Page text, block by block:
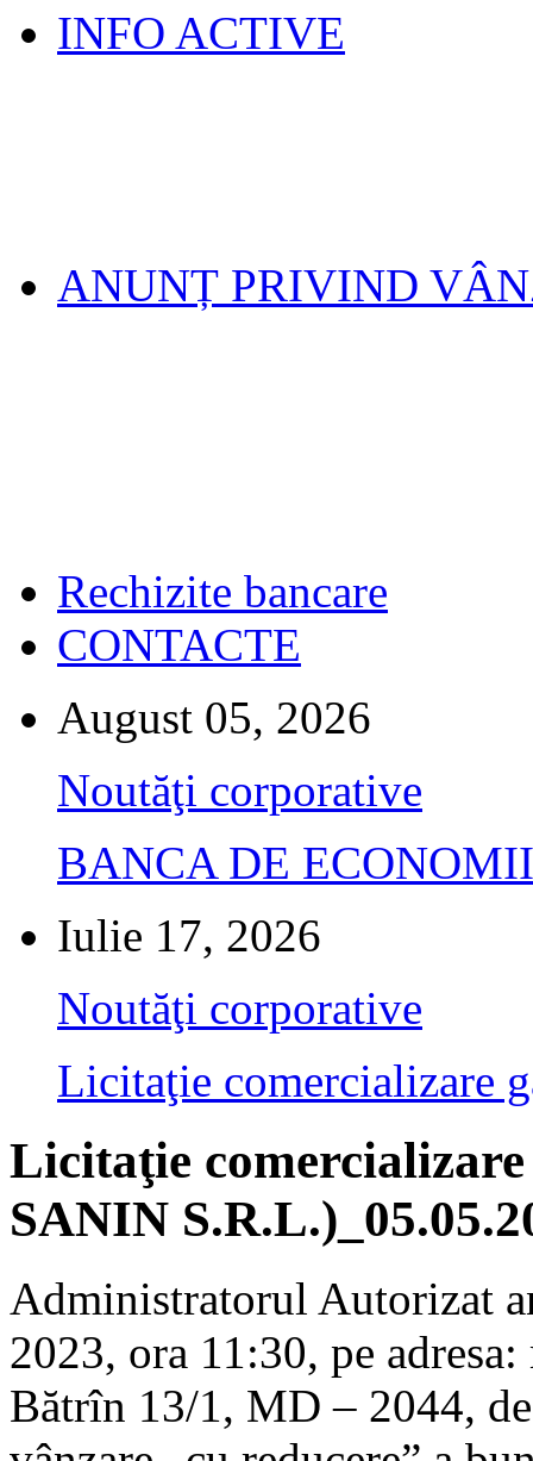
INFO ACTIVE
ANUNȚ PRIVIND
Rechizite bancare
CONTACTE
August 05, 2026
Noutăţi corporative
BANCA DE
Iulie 17, 2026
Noutăţi corporative
Licitaţie comercializare
Licitaţie
SANIN
Administratorul Autorizat
2023, ora 11:30, pe
Bătrîn 13/1, MD – 2044,